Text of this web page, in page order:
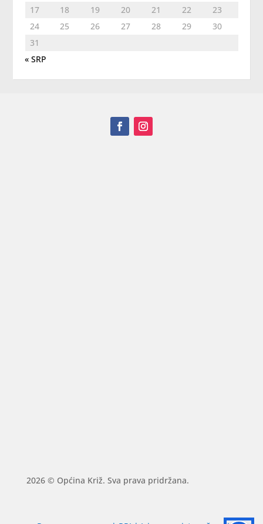
17
18 19 20 21 22
23
24
25 26 27 28 29
30
31
« SRP
2026 © Općina Križ. Sva prava pridržana.